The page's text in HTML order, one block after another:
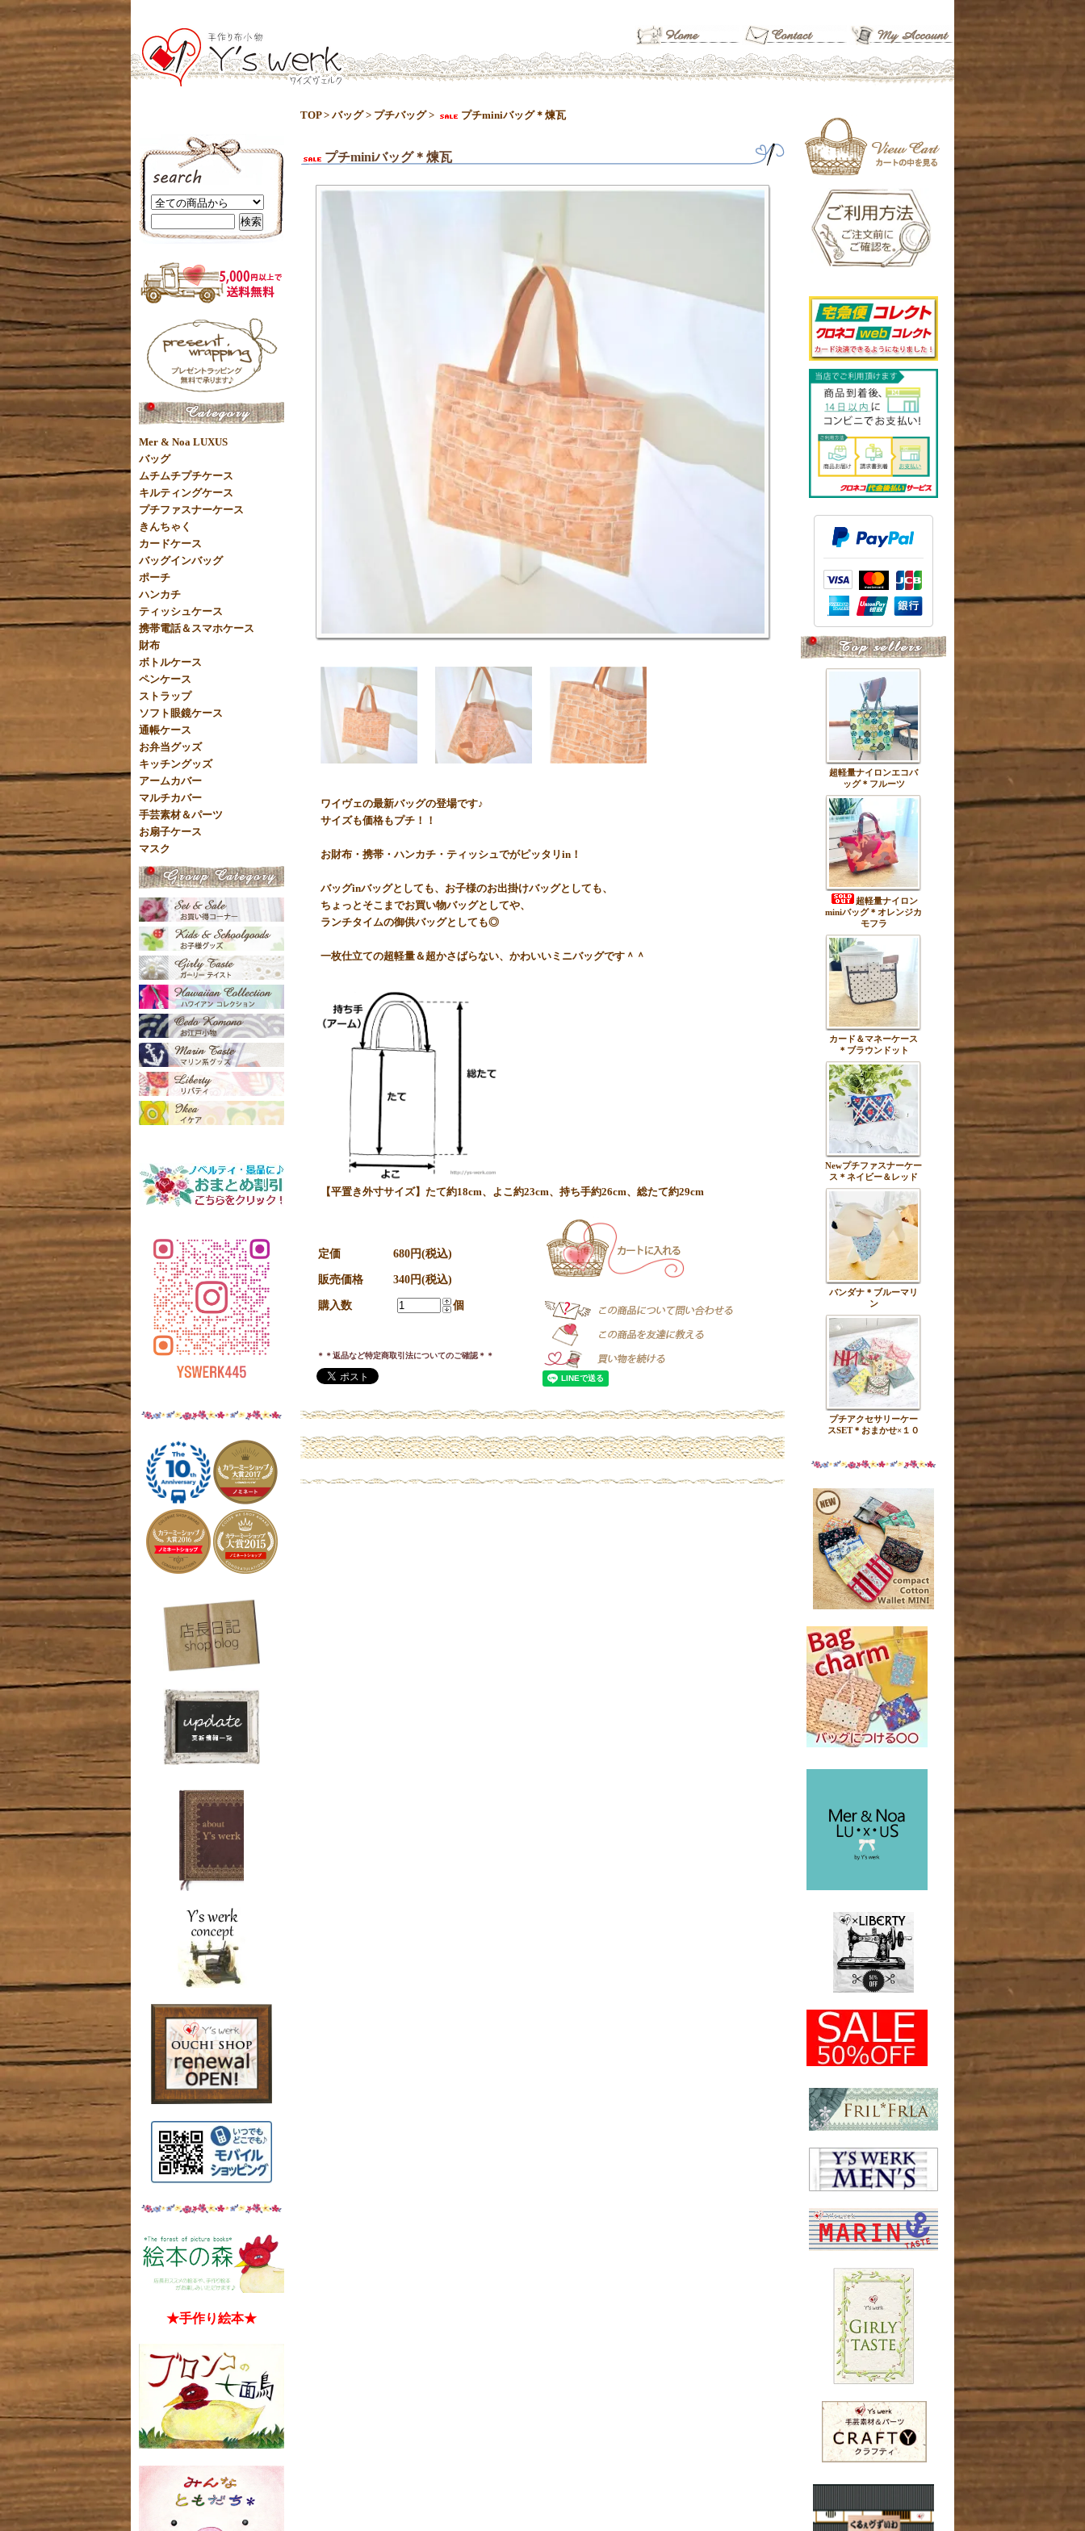
TOP> バッグ> プチバッグ> プチminiバッグ＊煉瓦
プチminiバッグ＊煉瓦
ワイヴェの最新バッグの登場です♪
サイズも価格もプチ！！
お財布・携帯・ハンカチ・ティッシュでがピッタリin！
バッグinバッグとしても、お子様のお出掛けバッグとしても、
ちょっとそこまでお買い物バッグとしてや、
ランチタイムの御供バッグとしても◎
一枚仕立ての超軽量＆超かさばらない、かわいいミニバッグです＾＾
【平置き外寸サイズ】たて約18cm、よこ約23cm、持ち手約26cm、総たて約29cm
定価 680円(税込)
販売価格 340円(税込)
購入数 個
＊＊返品など特定商取引法についてのご確認＊＊
Mer & Noa LUXUS
バッグ
ムチムチプチケース
キルティングケース
プチファスナーケース
きんちゃく
カードケース
バッグインバッグ
ポーチ
ハンカチ
ティッシュケース
携帯電話＆スマホケース
財布
ボトルケース
ペンケース
ストラップ
ソフト眼鏡ケース
通帳ケース
お弁当グッズ
キッチングッズ
アームカバー
マルチカバー
手芸素材＆パーツ
お扇子ケース
マスク
★手作り絵本★
超軽量ナイロンエコバ
ッグ＊フルーツ
超軽量ナイロン
miniバッグ＊オレンジカ
モフラ
カード＆マネーケース
＊ブラウンドット
Newプチファスナーケー
ス＊ネイビー＆レッド
バンダナ＊ブルーマリ
ン
プチアクセサリーケー
スSET＊おまかせ×１０